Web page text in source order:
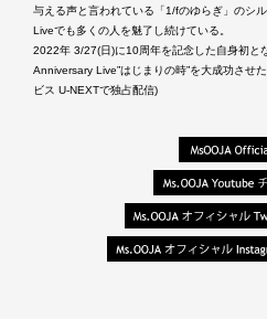
与える声と言われている「1/fのゆらぎ」のシ
Liveでも多くの人を魅了し続けている。
2022年 3/27(日)に10周年を記念した自身初と
Anniversary Live”はじまりの時”を大成功させ
ビス U-NEXTで独占配信)